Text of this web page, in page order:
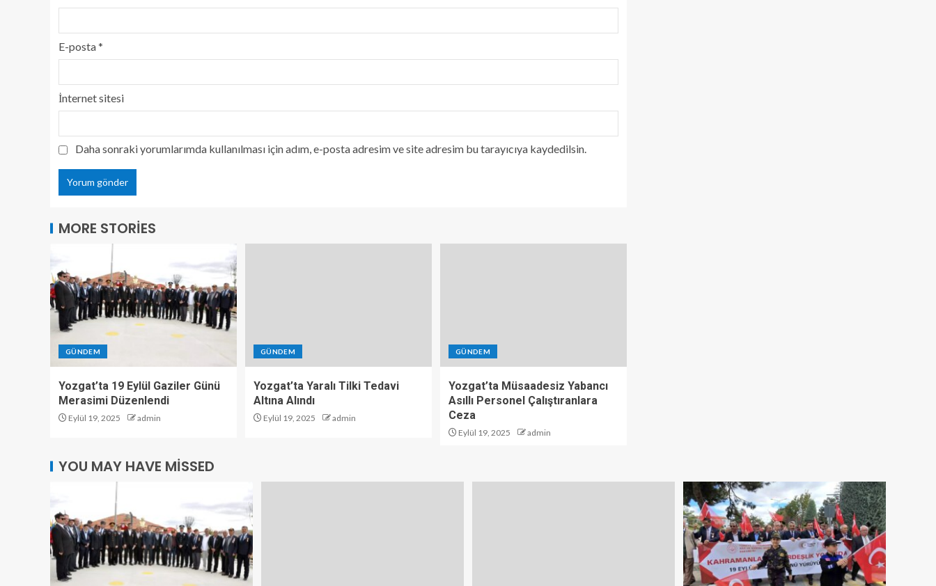
E-posta*
İnternet sitesi
Daha sonraki yorumlarımda kullanılması için adım, e-posta adresim ve site adresim bu tarayıcıya kaydedilsin.
MORE STORIES
GÜNDEM
Yozgat’ta 19 Eylül Gaziler Günü
Merasimi Düzenlendi
Eylül 19, 2025 admin
GÜNDEM
Yozgat’ta Yaralı Tilki Tedavi
Altına Alındı
Eylül 19, 2025 admin
GÜNDEM
Yozgat’ta Müsaadesiz Yabancı
Asıllı Personel Çalıştıranlara
Ceza
Eylül 19, 2025 admin
YOU MAY HAVE MISSED